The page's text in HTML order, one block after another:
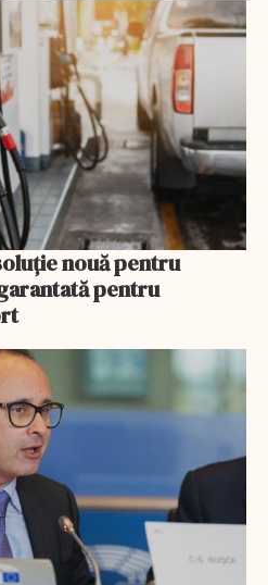
nouă pentru
pentru